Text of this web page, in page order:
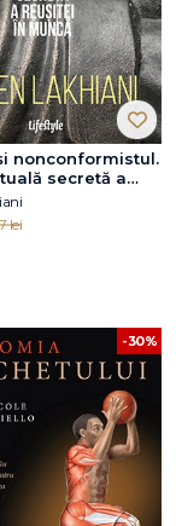
nonconformistul.
secretă a
muncă
lei
-30%